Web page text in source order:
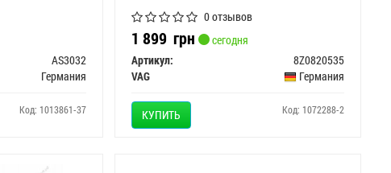
AS3032
Германия
Код: 1013861-37
0 отзывов
1 899грн
сегодня
Артикул:
8Z0820535
VAG
Германия
КУПИТЬ Код: 1072288-2